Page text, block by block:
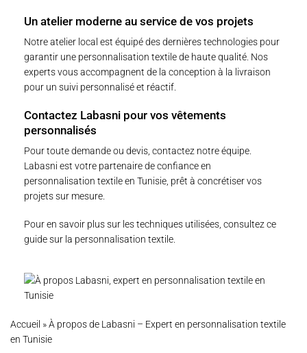
Un atelier moderne au service de vos projets
Notre atelier local est équipé des dernières technologies pour
garantir une personnalisation textile de haute qualité. Nos
experts vous accompagnent de la conception à la livraison
pour un suivi personnalisé et réactif.
Contactez Labasni pour vos vêtements
personnalisés
Pour toute demande ou devis, contactez notre équipe
Labasni est votre partenaire de confiance en
personnalisation textile en Tunisie, prêt à concrétiser vos
projets sur mesure.
Pour en savoir plus sur les techniques utilisées, consultez ce
guide sur la personnalisation textile
Accueil »À propos de Labasni – Expert en personnalisation textile
en Tunisie